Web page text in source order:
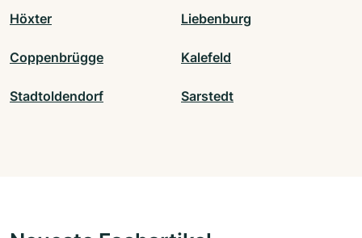
Höxter Liebenburg
Coppenbrügge Kalefeld
Stadtoldendorf Sarstedt